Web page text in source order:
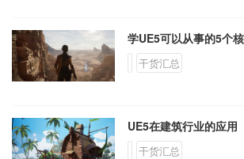
学UE5可以从事的5个
干货汇总
UE5在建筑行业的应用
干货汇总